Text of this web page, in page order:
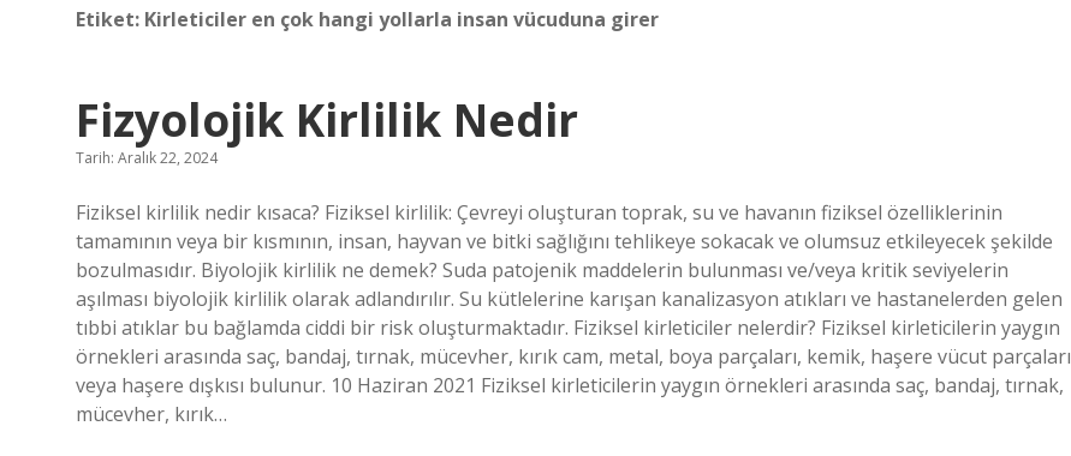
Etiket: Kirleticiler en çok hangi yollarla insan vücuduna girer
Fizyolojik Kirlilik Nedir
Tarih: Aralık 22, 2024
Fiziksel kirlilik nedir kısaca? Fiziksel kirlilik: Çevreyi oluşturan toprak, su ve havanın fiziksel özelliklerinin
tamamının veya bir kısmının, insan, hayvan ve bitki sağlığını tehlikeye sokacak ve olumsuz etkileyecek şekilde
bozulmasıdır. Biyolojik kirlilik ne demek? Suda patojenik maddelerin bulunması ve/veya kritik seviyelerin
aşılması biyolojik kirlilik olarak adlandırılır. Su kütlelerine karışan kanalizasyon atıkları ve hastanelerden gelen
tıbbi atıklar bu bağlamda ciddi bir risk oluşturmaktadır. Fiziksel kirleticiler nelerdir? Fiziksel kirleticilerin yaygın
örnekleri arasında saç, bandaj, tırnak, mücevher, kırık cam, metal, boya parçaları, kemik, haşere vücut parçaları
veya haşere dışkısı bulunur. 10 Haziran 2021 Fiziksel kirleticilerin yaygın örnekleri arasında saç, bandaj, tırnak,
mücevher, kırık…